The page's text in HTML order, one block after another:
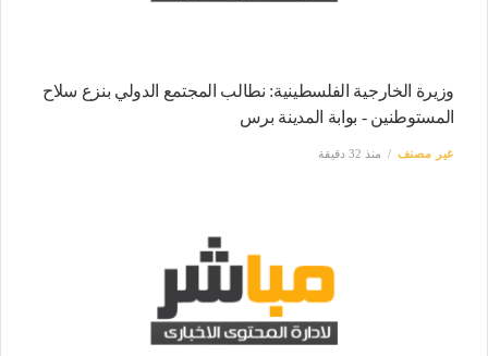
وزيرة الخارجية الفلسطينية: نطالب المجتمع الدولي بنزع سلاح
المستوطنين - بوابة المدينة برس
غير مصنف منذ 32 دقيقة